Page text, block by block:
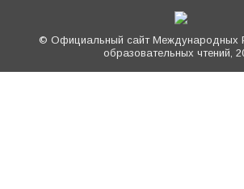
© Официальный сайт Международных
образовательных чтений,